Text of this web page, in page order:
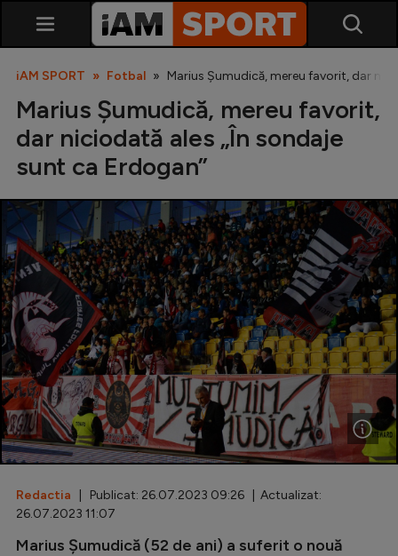
SuperLiga
Liga 2
Cupa României
Echipa Națională
U21
Fotbal feminin
Special
Diverse
Inedit
iAM SPORT Fotbal Marius Șumudică, mereu favorit, dar
Marius Șumudică, mereu favorit,
dar niciodată ales „În sondaje
sunt ca Erdogan”
Redactia | Publicat: 26.07.2023 09:26 | Actualizat:
26.07.2023 11:07
Marius Șumudică (52 de ani) a suferit o nouă